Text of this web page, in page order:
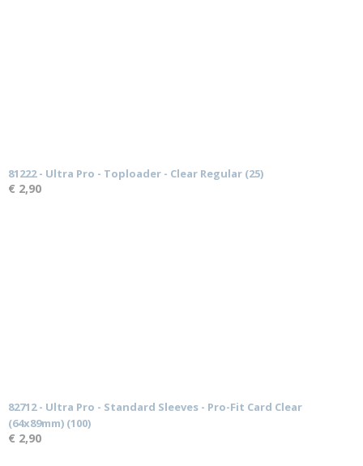
81222 - Ultra Pro - Toploader - Clear Regular (25)
€ 2,90
82712 - Ultra Pro - Standard Sleeves - Pro-Fit Card Clear
(64x89mm) (100)
€ 2,90